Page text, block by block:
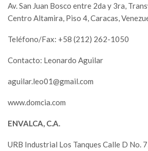
Av. San Juan Bosco entre 2da y 3ra,
Centro Altamira, Piso 4, Caracas,
Teléfono/Fax: +58 (212) 262-1050
Contacto: Leonardo Aguilar
aguilar.leo01@gmail.com
www.domcia.com
ENVALCA, C.A.
URB Industrial Los Tanques Calle D No.